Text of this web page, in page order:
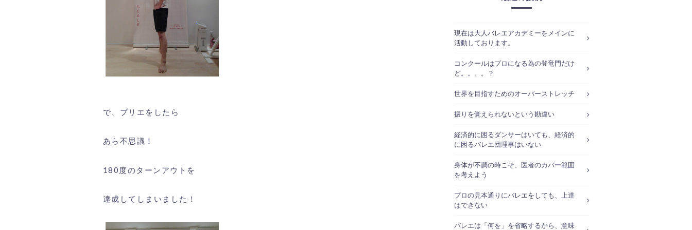
で、プリエをしたら
あら不思議！
180度のターンアウトを
達成してしまいました！
現在は大人バレエアカデミーをメインに
活動しております。
コンクールはプロになる為の登竜門だけ
ど。。。。？
世界を目指すためのオーバーストレッチ
振りを覚えられないという勘違い
経済的に困るダンサーはいても、経済的
に困るバレエ団理事はいない
身体が不調の時こそ、医者のカバー範囲
を考えよう
プロの見本通りにバレエをしても、上達
はできない
バレエは「何を」を省略するから、意味